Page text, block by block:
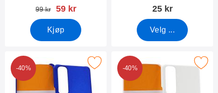
gammel pris
99 kr ny pris
59 kr
Kjøp
25 kr
Velg ...
-40%
hardcase Deksel Sony Xperia 5 III (XQ-BQ52) som favoritt
-40%
Merk hardcase Deksel Sony Xperia